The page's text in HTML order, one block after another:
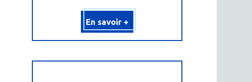
En savoir +